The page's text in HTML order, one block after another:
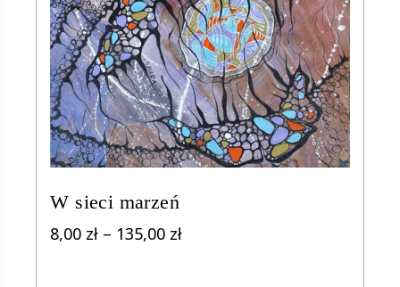
W sieci marzeń
8,00 zł – 135,00 złZakres